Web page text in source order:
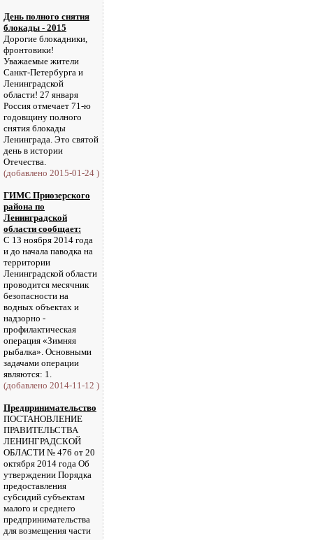
День полного снятия
блокады - 2015
Дорогие блокадники,
фронтовики!
Уважаемые жители
Санкт-Петербурга и
Ленинградской
области! 27 января
Россия отмечает 71-ю
годовщину полного
снятия блокады
Ленинграда. Это святой
день в истории
Отечества.
(добавлено 2015-01-24 )
ГИМС Приозерского
района по
Ленинградской
области сообщает:
С 13 ноября 2014 года
и до начала паводка на
территории
Ленинградской области
проводится месячник
безопасности на
водных объектах и
надзорно -
профилактическая
операция «Зимняя
рыбалка». Основными
задачами операции
являются: 1.
(добавлено 2014-11-12 )
Предпринимательство
ПОСТАНОВЛЕНИЕ
ПРАВИТЕЛЬСТВА
ЛЕНИНГРАДСКОЙ
ОБЛАСТИ № 476 от 20
октября 2014 года Об
утверждении Порядка
предоставления
субсидий субъектам
малого и среднего
предпринимательства
для возмещения части